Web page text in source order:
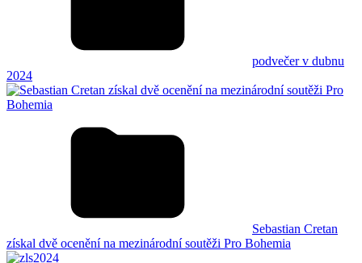
podvečer v dubnu
2024
Sebastian Cretan
získal dvě ocenění na mezinárodní soutěži Pro Bohemia